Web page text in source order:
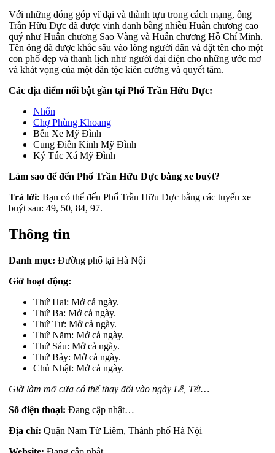
Với những đóng góp vĩ đại và thành tựu trong cách mạng, ông
Trần Hữu Dực đã được vinh danh bằng nhiều Huân chương cao
quý như Huân chương Sao Vàng và Huân chương Hồ Chí Minh.
Tên ông đã được khắc sâu vào lòng người dân và đặt tên cho một
con phố đẹp và thanh lịch như người đại diện cho những ước mơ
và khát vọng của một dân tộc kiên cường và quyết tâm.
Các địa điểm nổi bật gần tại Phố Trần Hữu Dực:
Nhổn
Chợ Phùng Khoang
Bến Xe Mỹ Đình
Cung Điền Kinh Mỹ Đình
Ký Túc Xá Mỹ Đình
Làm sao để đến Phố Trần Hữu Dực bằng xe buýt?
Trả lời: Bạn có thể đến Phố Trần Hữu Dực bằng các tuyến xe
buýt sau: 49, 50, 84, 97.
Thông tin
Danh mục: Đường phố tại Hà Nội
Giờ hoạt động:
Thứ Hai: Mở cả ngày.
Thứ Ba: Mở cả ngày.
Thứ Tư: Mở cả ngày.
Thứ Năm: Mở cả ngày.
Thứ Sáu: Mở cả ngày.
Thứ Bảy: Mở cả ngày.
Chủ Nhật: Mở cả ngày.
Giờ làm mở cửa có thể thay đổi vào ngày Lễ, Tết…
Số điện thoại: Đang cập nhật…
Địa chỉ: Quận Nam Từ Liêm, Thành phố Hà Nội